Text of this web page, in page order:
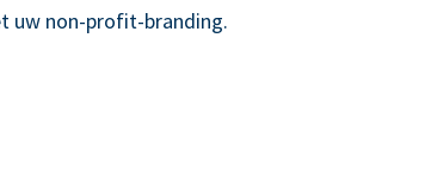
uw non-profit-branding.